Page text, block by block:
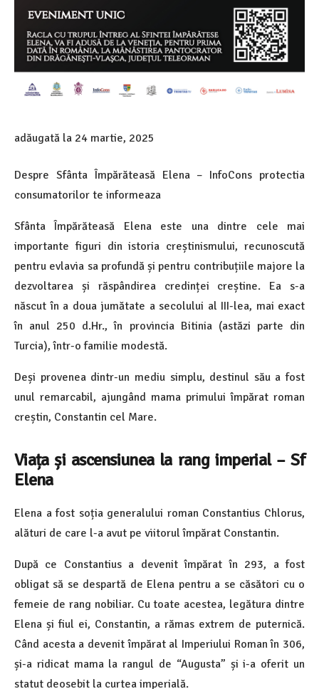
adăugată la 24 martie, 2025
Despre Sfânta Împărăteasă Elena – InfoCons protectia
consumatorilor te informeaza
Sfânta Împărăteasă Elena este una dintre cele mai
importante figuri din istoria creștinismului, recunoscută
pentru evlavia sa profundă și pentru contribuțiile majore la
dezvoltarea și răspândirea credinței creștine. Ea s-a
născut în a doua jumătate a secolului al III-lea, mai exact
în anul 250 d.Hr., în provincia Bitinia (astăzi parte din
Turcia), într-o familie modestă.
Deși provenea dintr-un mediu simplu, destinul său a fost
unul remarcabil, ajungând mama primului împărat roman
creștin, Constantin cel Mare.
Viața și ascensiunea la rang imperial – Sf
Elena
Elena a fost soția generalului roman Constantius Chlorus,
alături de care l-a avut pe viitorul împărat Constantin.
După ce Constantius a devenit împărat în 293, a fost
obligat să se despartă de Elena pentru a se căsători cu o
femeie de rang nobiliar. Cu toate acestea, legătura dintre
Elena și fiul ei, Constantin, a rămas extrem de puternică.
Când acesta a devenit împărat al Imperiului Roman în 306,
și-a ridicat mama la rangul de “Augusta” și i-a oferit un
statut deosebit la curtea imperială.